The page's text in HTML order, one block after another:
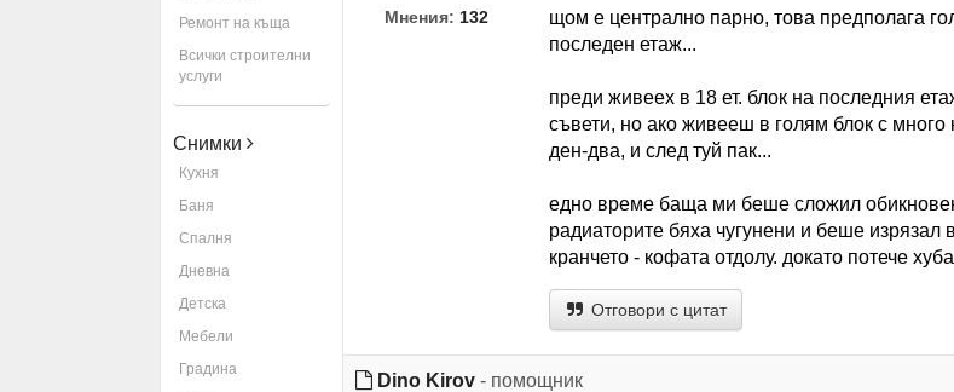
Ремонт на къща
Всички строителни
услуги
Снимки
Кухня
Баня
Спалня
Дневна
Детска
Мебели
Градина
Мнения: 132
щом е централно парно, това предполага
последен етаж...
преди живеех в 18 ет. блок на последния
съвети, но ако живееш в голям блок с
ден-два, и след туй пак...
едно време баща ми беше сложил
радиаторите бяха чугунени и беше
кранчето - кофата отдолу. докато потече
Отговори с цитат
Dino Kirov - помощник